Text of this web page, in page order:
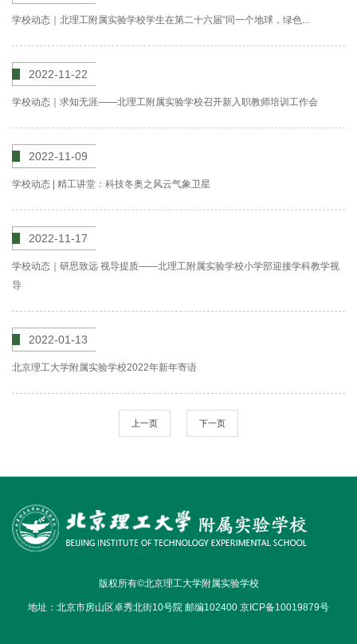
学校动态｜北理工附属实验学校学生在第二十六届“同一个地球，绿色...
2022-11-22
学校动态｜求知无涯——北理工附属实验学校召开新入职教师培训工作会
2022-11-09
学校动态 | 精工讲堂：科技冬奥之风云气象卫星
2022-11-17
学校动态｜研思致远 视导提质——北理工附属实验学校小学部迎接学科教学视
导
2022-01-13
北京理工大学附属实验学校2022年新年寄语
上一页 下一页
版权所有©北京理工大学附属实验学校
地址：北京市房山区卓秀北街10号院 邮编102400 京ICP备10019879号